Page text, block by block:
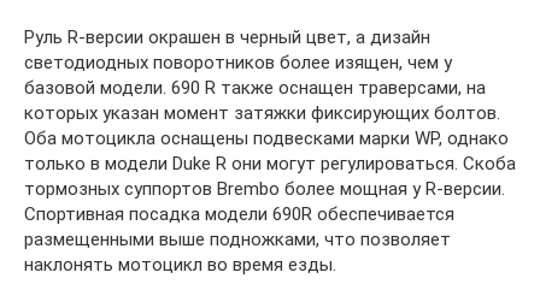
Руль R-версии окрашен в черный цвет, а дизайн
светодиодных поворотников более изящен, чем у
базовой модели. 690 R также оснащен траверсами, на
которых указан момент затяжки фиксирующих болтов.
Оба мотоцикла оснащены подвесками марки WP, однако
только в модели Duke R они могут регулироваться. Скоба
тормозных суппортов Brembo более мощная у R-версии.
Спортивная посадка модели 690R обеспечивается
размещенными выше подножками, что позволяет
наклонять мотоцикл во время езды.